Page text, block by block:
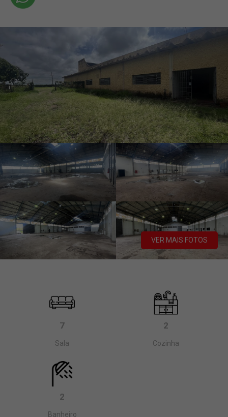
VER MAIS FOTOS
7
Sala
2
Cozinha
2
Banheiro